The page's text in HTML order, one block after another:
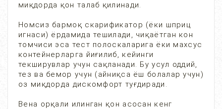
миқдорда қон талаб қилинади.
Номсиз бармоқ скарификатор (ёки шприц
игнаси) ёрдамида тешилади, чиқаётган кон
томчиси эса тест полоскаларига ёки махсус
контейнерларга йиғилиб, кейинги
текширувлар учун сақланади. Бу усул оддий,
тез ва бемор учун (айниқса ёш болалар учун)
оз миқдорда дискомфорт туғдиради.
Вена орқали илинган қон асосан кенг